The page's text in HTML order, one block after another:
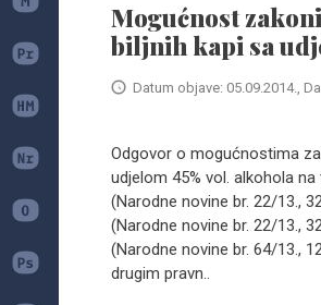
Mogućnost
biljnih kapi sa
Datum objave: 05.09.2014.,
Odgovor o mogućnostima
udjelom 45% vol. alkohola
(Narodne novine br. 22/13.,
(Narodne novine br. 22/13.,
(Narodne novine br. 64/13.,
drugim pravn..